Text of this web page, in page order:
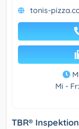
tonis-
Mi -
TBR®